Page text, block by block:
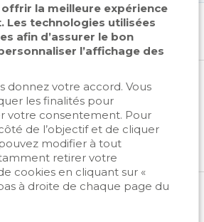
la meilleure expérience
technologies utilisées
afin d’assurer le bon
l’affichage des
donnez votre accord. Vous
les finalités pour
votre consentement. Pour
de l’objectif et de cliquer
modifier à tout
retirer votre
cookies en cliquant sur «
à droite de chaque page du